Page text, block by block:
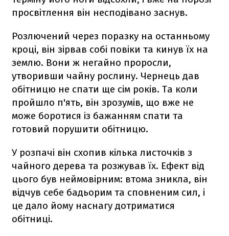
просвітлення він несподівано заснув.
Розлючений через поразку на останньому
кроці, він зірвав собі повіки та кинув їх на
землю. Вони ж негайно проросли,
утворивши чайну рослину. Чернець дав
обітницю не спати ще сім років. Та коли
пройшло п'ять, він зрозумів, що вже не
може боротися із бажанням спати та
готовий порушити обітницю.
У розпачі він схопив кілька листочків з
чайного дерева та розжував їх. Ефект від
цього був неймовірним: втома зникла, він
відчув себе бадьорим та сповненим сил, і
це дало йому наснагу дотриматися
обітниці.